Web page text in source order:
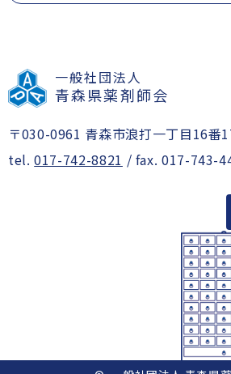
一般社団法人
青森県薬剤師会
〒030-0961 青森市浪打一丁目16番
tel.017-742-8821 / fax. 017-743-